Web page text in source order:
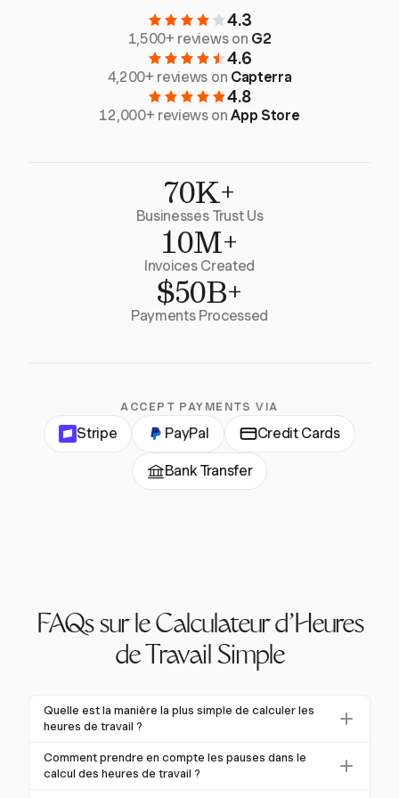
4.3
1,500+ reviews on G2
4.6
4,200+ reviews on Capterra
4.8
12,000+ reviews onApp Store
70K+
Businesses Trust Us
10M+
Invoices Created
$50B+
Payments Processed
ACCEPT PAYMENTS VIA
Stripe PayPal Credit Cards
Bank Transfer
FAQs sur le Calculateur d'Heures
de Travail Simple
Quelle est la manière la plus simple de calculer les
heures de travail ?
La manière la plus simple de calculer les heures de
travail est d'enregistrer les heures de début et de fin,
Comment prendre en compte les pauses dans le
calcul des heures de travail ?